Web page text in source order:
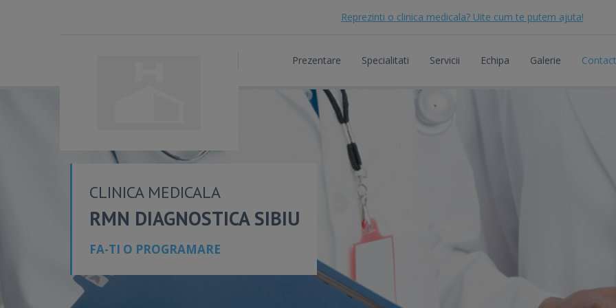
Reprezinti o clinica medicala? Uite cum te putem ajuta!
Prezentare Specialitati Servicii Echipa Galerie Contact
CLINICA MEDICALA
RMN DIAGNOSTICA SIBIU
FA-TI O PROGRAMARE